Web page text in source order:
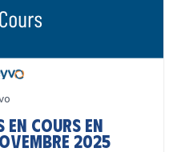
en cours en
2025